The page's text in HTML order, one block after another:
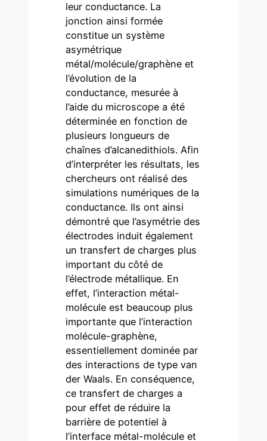
leur conductance. La
jonction ainsi formée
constitue un système
asymétrique
métal/molécule/graphène et
l’évolution de la
conductance, mesurée à
l’aide du microscope a été
déterminée en fonction de
plusieurs longueurs de
chaînes d’alcanedithiols. Afin
d’interpréter les résultats, les
chercheurs ont réalisé des
simulations numériques de la
conductance. Ils ont ainsi
démontré que l’asymétrie des
électrodes induit également
un transfert de charges plus
important du côté de
l’électrode métallique. En
effet, l’interaction métal-
molécule est beaucoup plus
importante que l’interaction
molécule-graphène,
essentiellement dominée par
des interactions de type van
der Waals. En conséquence,
ce transfert de charges a
pour effet de réduire la
barrière de potentiel à
l’interface métal-molécule et